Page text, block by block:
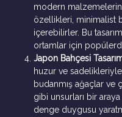
modern malzemelerin
özellikleri, minimalist
içerebilirler. Bu
ortamlar için
Japon Bahçesi
huzur ve
budanmış ağaçlar ve
gibi unsurları bir
denge duygusu